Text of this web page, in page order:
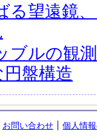
る望遠鏡
ブルの観
盤構造
お問い合わせ
個人情